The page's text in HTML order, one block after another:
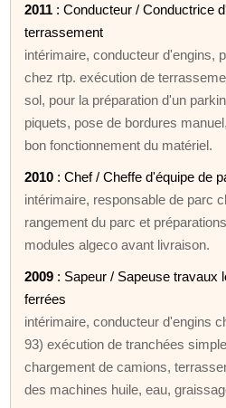
2011 : Conducteur / Conductrice
terrassement
intérimaire, conducteur d'engins,
chez rtp. exécution de
sol, pour la préparation d'un
piquets, pose de bordures
bon fonctionnement du matériel.
2010 : Chef / Cheffe d'équipe de
intérimaire, responsable de parc
rangement du parc et
modules algeco avant livraison.
2009 : Sapeur / Sapeuse travaux
ferrées
intérimaire, conducteur d'engins
93) exécution de tranchées
chargement de camions,
des machines huile, eau,